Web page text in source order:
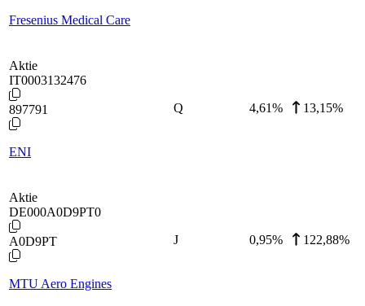
Fresenius Medical Care
Aktie
IT0003132476
897791
ENI
Q 4,61% 13,15%
Aktie
DE000A0D9PT0
A0D9PT
MTU Aero Engines
J 0,95% 122,88%